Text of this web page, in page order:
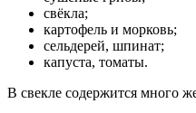
свёкла;
картофель и морковь;
сельдерей, шпинат;
капуста, томаты.
В свекле содержится много